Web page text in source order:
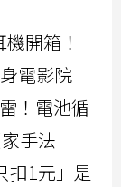
開箱！
電影院
！電池循
手法
扣1元」是